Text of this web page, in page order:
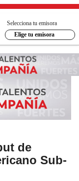
Selecciona tu emisora
Elige tu emisora
de
Sub-